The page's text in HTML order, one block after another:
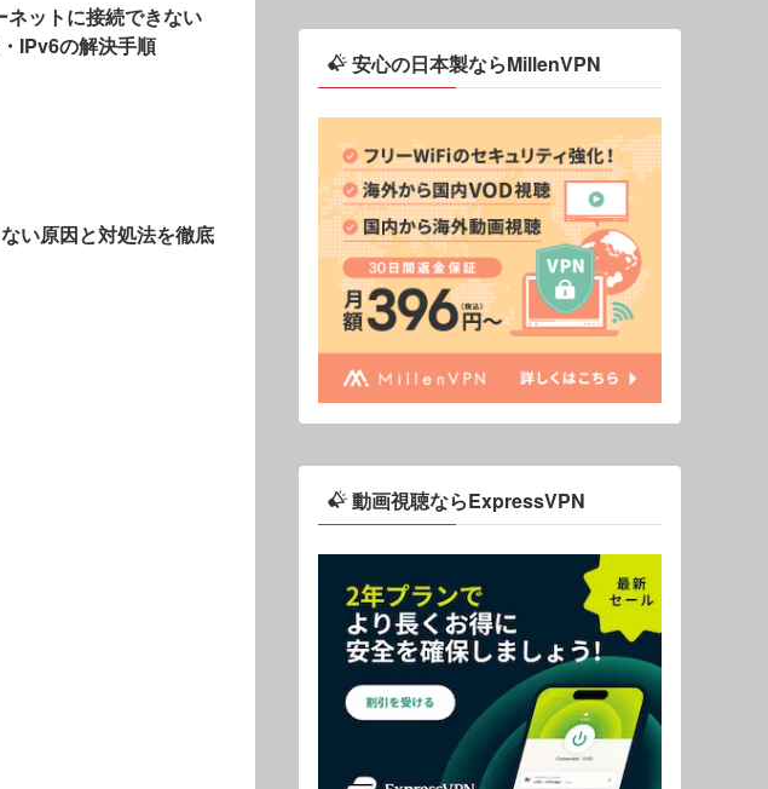
ネットに接続できない
IPv6の解決手順
い原因と対処法を徹底
安心の日本製ならMillenVPN
動画視聴ならExpressVPN